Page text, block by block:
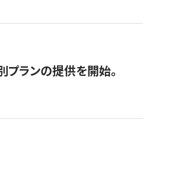
ランの提供を開始。